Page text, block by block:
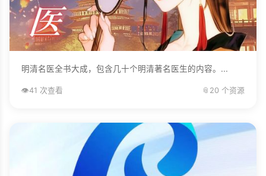
明清名医全书大成，包含几十个明清著名医生的内容。...
👁️41 次查看 📎 20 个资源